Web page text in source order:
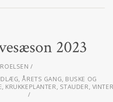
2023
,ÅRETS GANG, BUSKE OG
, KRUKKEPLANTER, STAUDER,